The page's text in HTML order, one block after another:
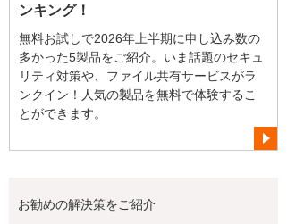
ンキング！
無料お試しで2026年上半期に申し込み数の
多かった5製品をご紹介。いま話題のセキュ
リティ対策や、ファイル共有サービスがラ
ンクイン！人気の製品を無料で体験するこ
とができます。
お勧めの解決策をご紹介